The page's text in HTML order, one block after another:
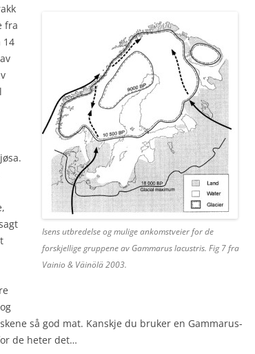
Isens utbredelse og mulige ankomstveier for de
forskjellige gruppene av Gammarus lacustris. Fig 7 fra
Vainio & Väinölä 2003.
fra
14
så god mat. Kanskje du bruker en Gammarus-
de heter det…